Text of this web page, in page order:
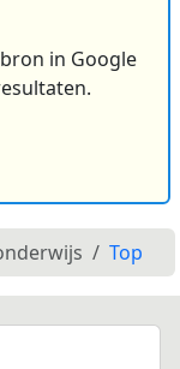
in Google
Top